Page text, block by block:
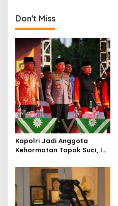
n
a
v
i
g
a
t
i
o
n
Don't Miss
Kapolri Jadi Anggota
Kehormatan Tapak Suci, Ini